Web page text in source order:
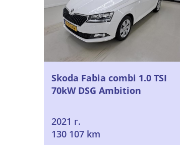
Skoda Fabia combi 1.0 TSI
70kW DSG Ambition
2021 г.
130 107 km